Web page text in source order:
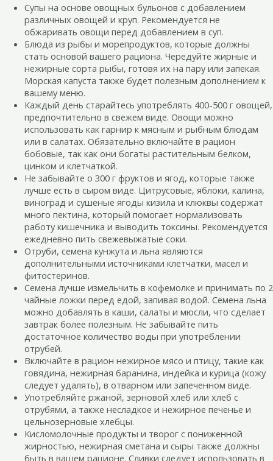
Супы на основе овощных бульонов с добавлением
различных овощей и круп. Рекомендуется не
обжаривать овощи перед добавлением в суп.
Блюда из рыбы и морепродуктов, которые должны
стать основой вашего рациона. Чередуйте жирные и
нежирные сорта рыбы, готовя их на пару или запекая.
Морская капуста также будет полезным дополнением к
вашему меню.
Каждый день старайтесь употреблять 400-500 г овощей,
предпочтительно в свежем виде. Овощи можно
использовать как гарнир к мясным и рыбным блюдам
или в салатах. Обязательно включайте в рацион
бобовые, так как они богаты растительным белком,
цинком и клетчаткой.
Не забывайте о 300 г фруктов и ягод, которые также
лучше есть в сыром виде. Цитрусовые, яблоки, калина,
виноград и сушеные ягоды кизила и клюквы содержат
много пектина, который помогает нормализовать
работу кишечника и выводить токсины. Рекомендуется
ежедневно пить свежевыжатые соки.
Отруби, семена кунжута и льна являются
дополнительными источниками клетчатки, масел и
фитостеринов.
Семена лучше измельчить в кофемолке и принимать по 2
чайные ложки перед едой, запивая водой. Семена льна
можно добавлять в каши, салаты и мюсли, что сделает
завтрак более полезным. Не забывайте пить
достаточное количество воды при употреблении
отрубей.
Включайте в рацион нежирное мясо и птицу, такие как
говядина, нежирная баранина, индейка и курица (кожу
следует удалять), в отварном или запеченном виде.
Употребляйте ржаной, зерновой хлеб или хлеб с
отрубями, а также несладкое и нежирное печенье и
цельнозерновые хлебцы.
Кисломолочные продукты и творог с пониженной
жирностью, нежирная сметана и сыры также должны
быть в вашем рационе. Сливки следует использовать в